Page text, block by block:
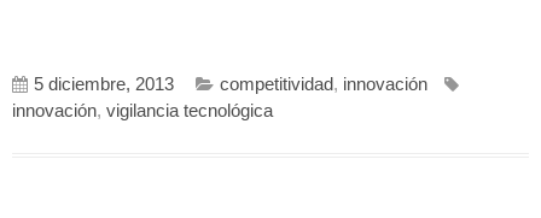
5 diciembre, 2013 competitividad, innovación
innovación, vigilancia tecnológica